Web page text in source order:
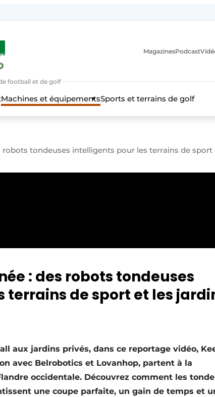
football et de golf
MagazinesPodcast
Machines et équipementsSports et terrains de golf
tondeuses intelligents pour les terrains de sport
: des robots tondeuses
de sport et les
aux jardins privés, dans ce reportage vidéo,
avec Belrobotics et Lovanhop, partent à la
occidentale. Découvrez comment les
une coupe parfaite, un gain de temps et